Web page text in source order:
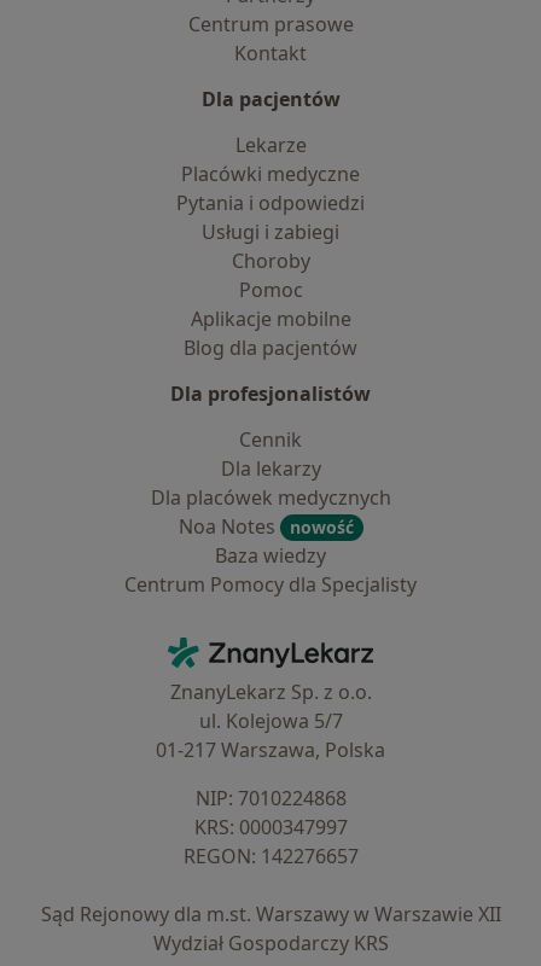
Centrum prasowe
Kontakt
Dla pacjentów
Lekarze
Placówki medyczne
Pytania i odpowiedzi
Usługi i zabiegi
Choroby
Pomoc
Aplikacje mobilne
Blog dla pacjentów
Dla profesjonalistów
Cennik
Dla lekarzy
Dla placówek medycznych
Noa Notes
nowość
Baza wiedzy
Centrum Pomocy dla Specjalisty
ZnanyLekarz - Strona główna
ZnanyLekarz Sp. z o.o.
ul. Kolejowa 5/7
01-217 Warszawa, Polska
NIP: ⁠7010224868
KRS: ⁠0000347997
REGON: ⁠142276657
Sąd Rejonowy dla m.st. Warszawy w Warszawie XII
Wydział Gospodarczy KRS